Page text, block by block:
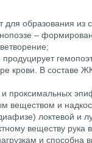
для образования из
–
крови. В составе
и проксимальных
веществом и
локтевой и
веществу рука
и способна